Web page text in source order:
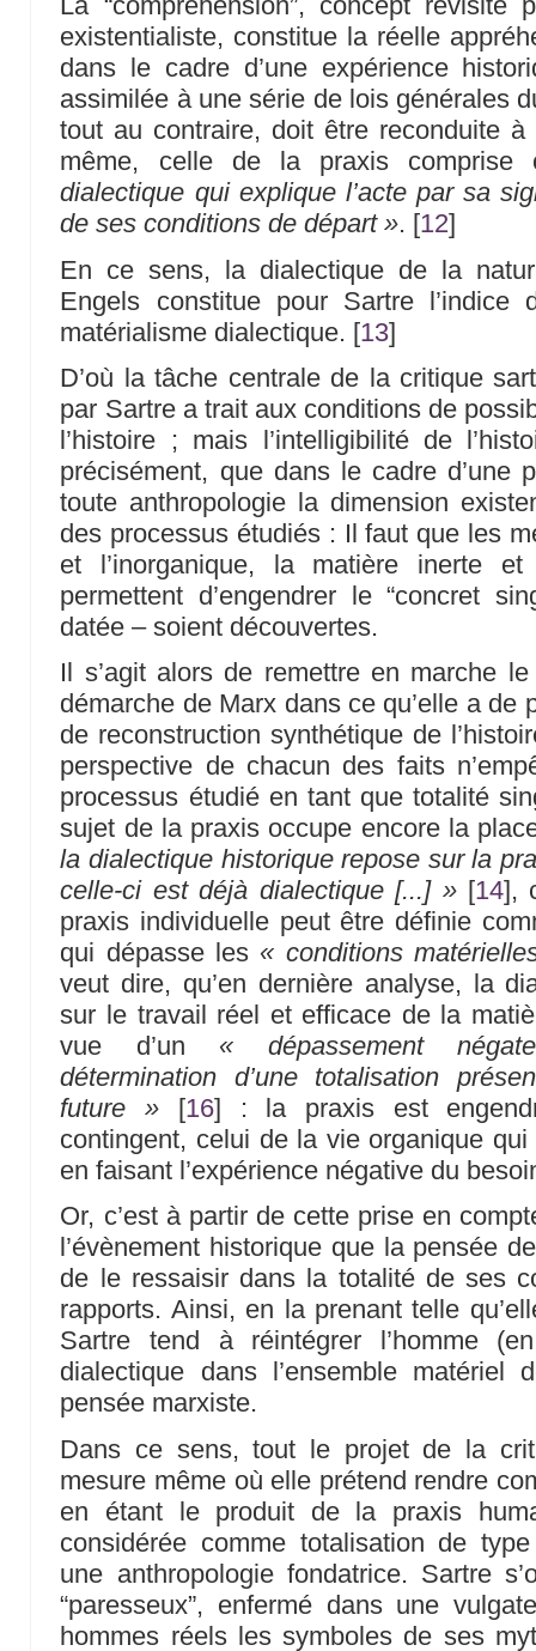
existentialiste, constitue la réelle
dans le cadre d’une expérience
assimilée à une série de lois générales
tout au contraire, doit être reconduite à
même, celle de la praxis
dialectique qui explique l’acte par sa
de ses conditions de départ ». [12]
En ce sens, la dialectique de la
Engels constitue pour Sartre l’indice
matérialisme dialectique. [13]
D’où la tâche centrale de la critique
par Sartre a trait aux conditions de
l’histoire ; mais l’intelligibilité de
précisément, que dans le cadre d’une
toute anthropologie la dimension
des processus étudiés : Il faut que les
et l’inorganique, la matière inerte
permettent d’engendrer le “concret
datée – soient découvertes.
Il s’agit alors de remettre en marche
démarche de Marx dans ce qu’elle a de
de reconstruction synthétique de
perspective de chacun des faits
processus étudié en tant que totalité
sujet de la praxis occupe encore la
la dialectique historique repose sur la
celle-ci est déjà dialectique [...] »[14],
praxis individuelle peut être définie
qui dépasse les « conditions
veut dire, qu’en dernière analyse, la
sur le travail réel et efficace de la
vue d’un « dépassement
détermination d’une totalisation
future » [16] : la praxis est
contingent, celui de la vie organique
en faisant l’expérience négative du
Or, c’est à partir de cette prise en
l’évènement historique que la pensée
de le ressaisir dans la totalité de ses
rapports. Ainsi, en la prenant telle
Sartre tend à réintégrer l’homme
dialectique dans l’ensemble
pensée marxiste.
Dans ce sens, tout le projet de la
mesure même où elle prétend rendre
en étant le produit de la praxis
considérée comme totalisation de
une anthropologie fondatrice. Sartre
“paresseux”, enfermé dans une
hommes réels les symboles de ses